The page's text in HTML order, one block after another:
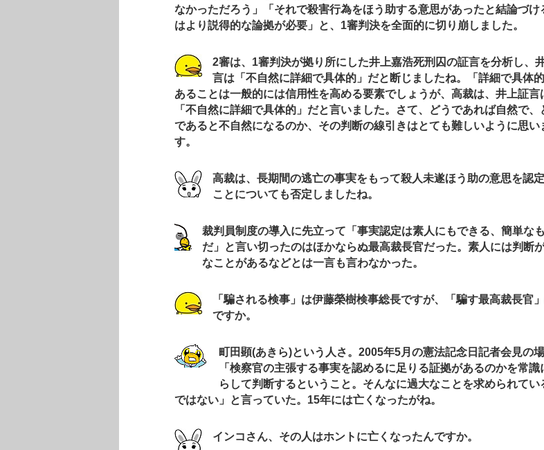
なかっただろう」「それで殺害行為をほう助する意思があったと結論づけ
はより説得的な論拠が必要」と、1審判決を全面的に切り崩しました。
2審は、1審判決が拠り所にした井上嘉浩死刑囚の証言を分析し、
言は「不自然に詳細で具体的」だと断じましたね。「詳細で具体
あることは一般的には信用性を高める要素でしょうが、高裁は、井上証言
「不自然に詳細で具体的」だと言いました。さて、どうであれば自然で、
であると不自然になるのか、その判断の線引きはとても難しいように思い
す。
高裁は、長期間の逃亡の事実をもって殺人未遂ほう助の意思を認
ことについても否定しましたね。
裁判員制度の導入に先立って「事実認定は素人にもできる、簡単な
だ」と言い切ったのはほかならぬ最高裁長官だった。素人には判断
なことがあるなどとは一言も言わなかった。
「騙される検事」は伊藤榮樹検事総長ですが、「騙す最高裁長官
ですか。
町田顕(あきら)という人さ。2005年5月の憲法記念日記者会見の場
「検察官の主張する事実を認めるに足りる証拠があるのかを常識
らして判断するということ。そんなに過大なことを求められてい
ではない」と言っていた。15年には亡くなったがね。
インコさん、その人はホントに亡くなったんですか。